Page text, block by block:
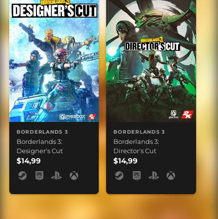
BORDERLANDS 3
Borderlands 3:
Designer's Cut
$14,99
BORDERLANDS 3
Borderlands 3:
Director's Cut
$14,99